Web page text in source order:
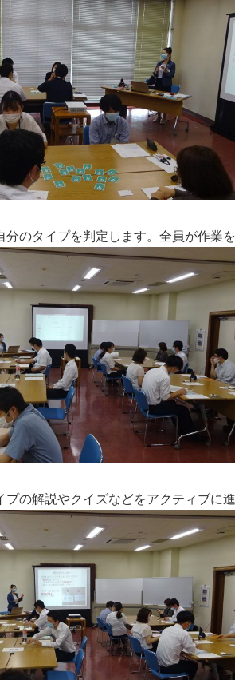
のタイプを判定します。全員が作業
の解説やクイズなどをアクティブに進